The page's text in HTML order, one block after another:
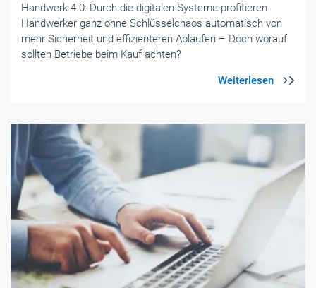
Handwerk 4.0: Durch die digitalen Systeme profitieren
Handwerker ganz ohne Schlüsselchaos automatisch von
mehr Sicherheit und effizienteren Abläufen – Doch worauf
sollten Betriebe beim Kauf achten?